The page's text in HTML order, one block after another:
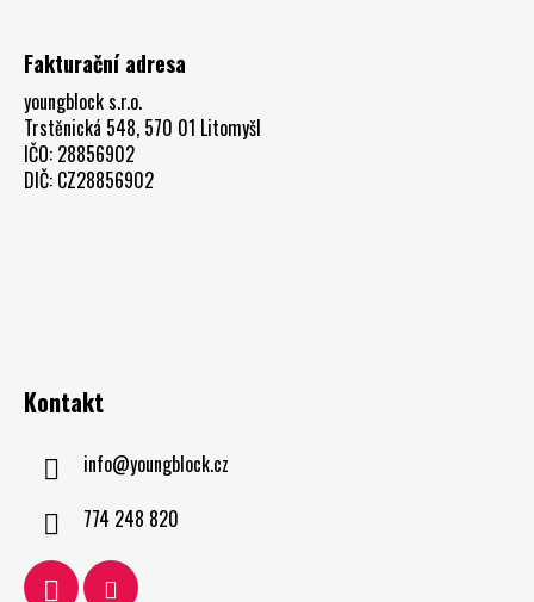
Fakturační adresa
youngblock s.r.o.
Trstěnická 548, 570 01 Litomyšl
IČO: 28856902
DIČ: CZ28856902
Kontakt
info@youngblock.cz
774 248 820